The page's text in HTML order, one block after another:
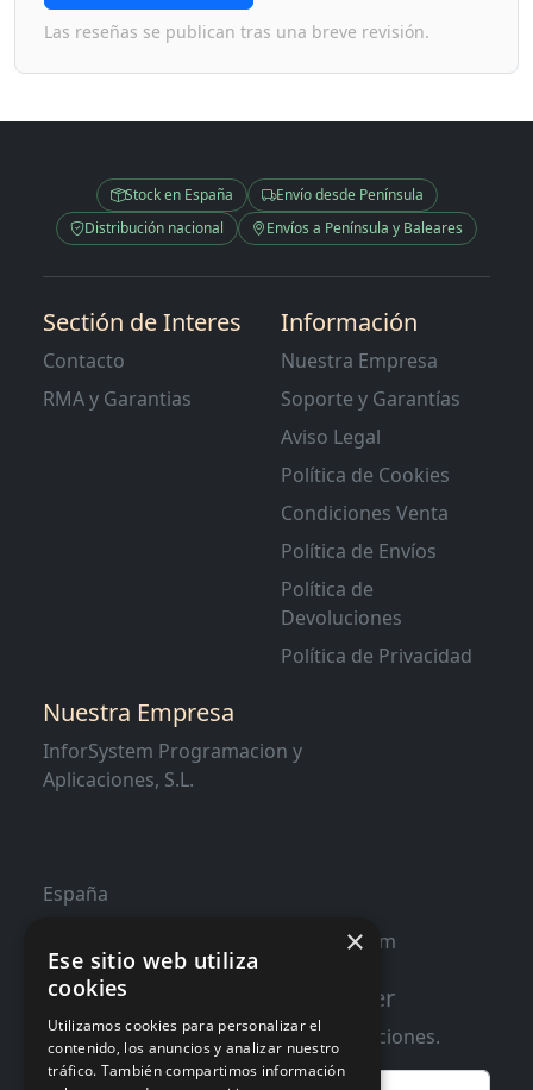
Las reseñas se publican tras una breve revisión.
Stock en España
Envío desde Península
Distribución nacional
Envíos a Península y Baleares
Sectión de Interes
Contacto
RMA y Garantias
Información
Nuestra Empresa
Soporte y Garantías
Aviso Legal
Política de Cookies
Condiciones Venta
Política de Envíos
Política de
Devoluciones
Política de Privacidad
Nuestra Empresa
InforSystem Programacion y
Aplicaciones, S.L.
España
contacto@distribucioninformatica.com
Suscribete a nuestro Newsletter
Te informaremos de ofertas y promociones.
Email
×
Ese sitio web utiliza
cookies
Utilizamos cookies para personalizar el
contenido, los anuncios y analizar nuestro
tráfico. También compartimos información